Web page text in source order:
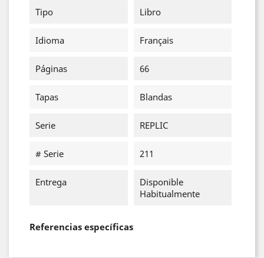
Tipo
Libro
Idioma Français
Páginas 66
Tapas Blandas
Serie REPLIC
# Serie 211
Entrega
Disponible
Habitualmente
Referencias específicas